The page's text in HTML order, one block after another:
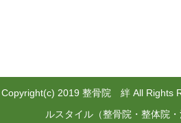
Copyright(c) 2019 整骨院 絆 All Rights
ルスタイル（整骨院・整体院・